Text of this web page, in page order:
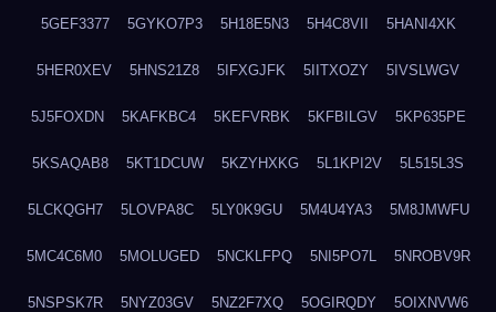
5GEF3377 5GYKO7P3 5H18E5N3 5H4C8VII 5HANI4XK
5HER0XEV 5HNS21Z8 5IFXGJFK 5IITXOZY 5IVSLWGV
5J5FOXDN 5KAFKBC4 5KEFVRBK 5KFBILGV 5KP635PE
5KSAQAB8 5KT1DCUW 5KZYHXKG 5L1KPI2V 5L515L3S
5LCKQGH7 5LOVPA8C 5LY0K9GU 5M4U4YA3 5M8JMWFU
5MC4C6M0 5MOLUGED 5NCKLFPQ 5NI5PO7L 5NROBV9R
5NSPSK7R 5NYZ03GV 5NZ2F7XQ 5OGIRQDY 5OIXNVW6